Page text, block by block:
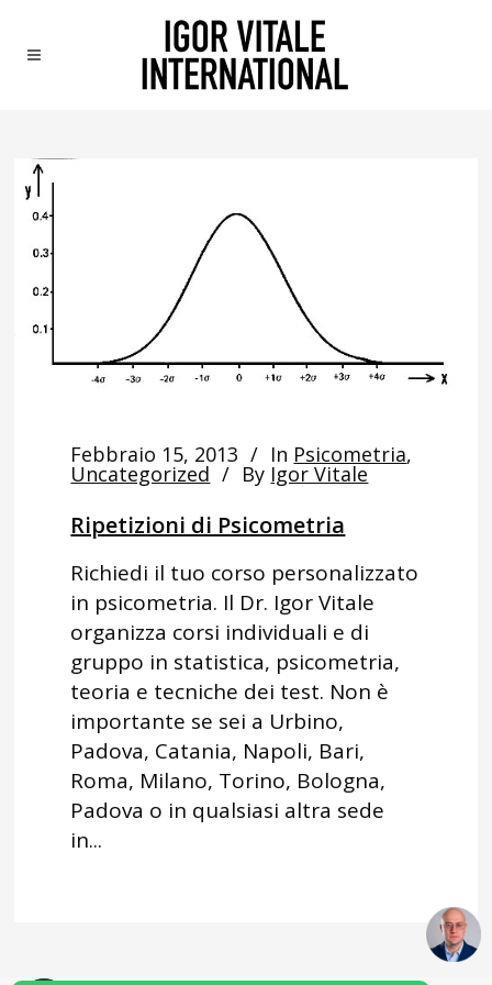
Febbraio 15, 2013 In Psicometria,
Uncategorized By Igor Vitale
Ripetizioni di Psicometria
Richiedi il tuo corso personalizzato
in psicometria. Il Dr. Igor Vitale
organizza corsi individuali e di
gruppo in statistica, psicometria,
teoria e tecniche dei test. Non è
importante se sei a Urbino,
Padova, Catania, Napoli, Bari,
Roma, Milano, Torino, Bologna,
Padova o in qualsiasi altra sede
in...